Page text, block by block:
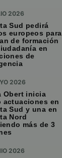
2026
Sud pedirá
europeos para
de formación
en
de
2026
Obert inicia
actuaciones en
Sud y una en
Nord
más de 3
2026